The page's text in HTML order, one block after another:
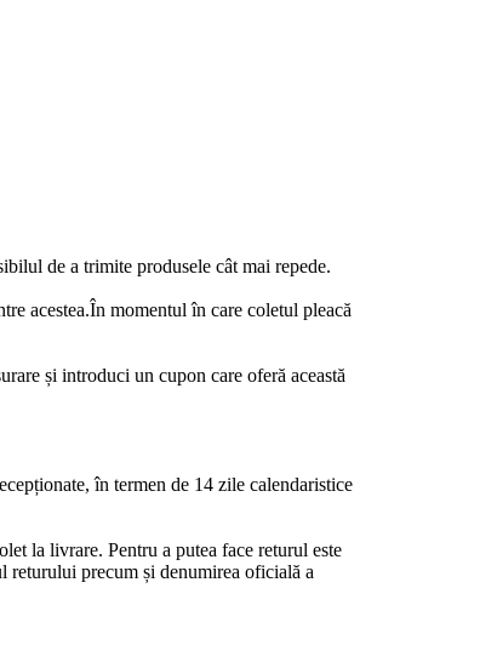
de a trimite produsele cât mai repede.
acestea.În momentul în care coletul pleacă
și introduci un cupon care oferă această
în termen de 14 zile calendaristice
la livrare. Pentru a putea face returul este
returului precum și denumirea oficială a